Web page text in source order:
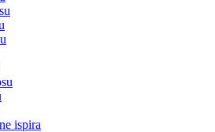
ispira